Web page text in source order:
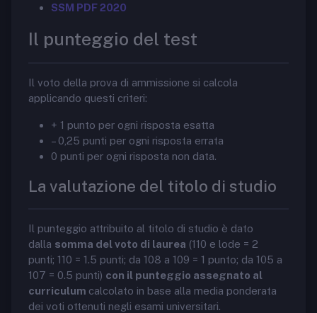
SSM PDF 2020
Il punteggio del test
Il voto della prova di ammissione si calcola
applicando questi criteri:
+ 1 punto per ogni risposta esatta
– 0,25 punti per ogni risposta errata
0 punti per ogni risposta non data.
La valutazione del titolo di studio
Il punteggio attribuito al titolo di studio è dato
dalla somma del voto di laurea (110 e lode = 2
punti; 110 = 1.5 punti; da 108 a 109 = 1 punto; da 105 a
107 = 0.5 punti) con il punteggio assegnato al
curriculum calcolato in base alla media ponderata
dei voti ottenuti negli esami universitari.